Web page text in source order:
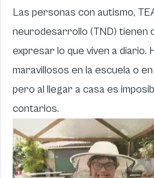
Las personas con autismo,
neurodesarrollo (TND) tienen
expresar lo que viven a diario.
maravillosos en la escuela o
pero al llegar a casa es
contarlos.